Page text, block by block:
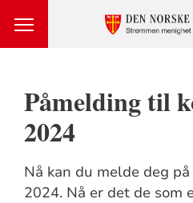
Påmelding til
2024
Nå kan du melde deg
2024. Nå er det de som